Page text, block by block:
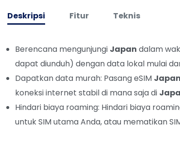
Deskripsi Fitur Teknis
Berencana mengunjungi Japan dalam
dapat diunduh) dengan data lokal mulai
Dapatkan data murah: Pasang eSIM Japan
koneksi internet stabil di mana saja di
Hindari biaya roaming: Hindari biaya
untuk SIM utama Anda, atau mematikan